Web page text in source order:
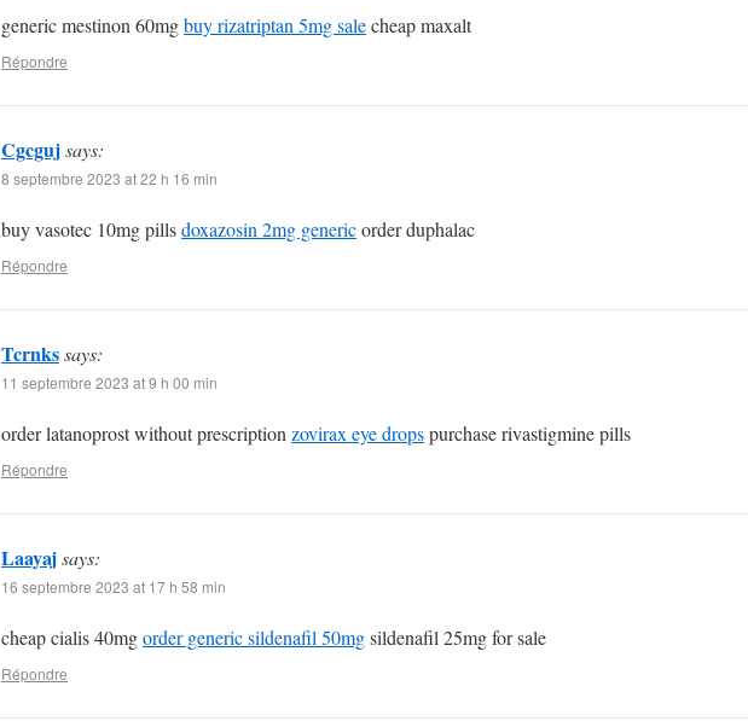
generic mestinon 60mgbuy rizatriptan 5mg salecheap maxalt
Répondre
Cgcgujsays:
8 septembre 2023 at 22 h 16 min
buy vasotec 10mg pillsdoxazosin 2mg genericorder duphalac
Répondre
Tcrnkssays:
11 septembre 2023 at 9 h 00 min
order latanoprost without prescription zovirax eye dropspurchase rivastigmine pills
Répondre
Laayajsays:
16 septembre 2023 at 17 h 58 min
cheap cialis 40mgorder generic sildenafil 50mgsildenafil 25mg for sale
Répondre